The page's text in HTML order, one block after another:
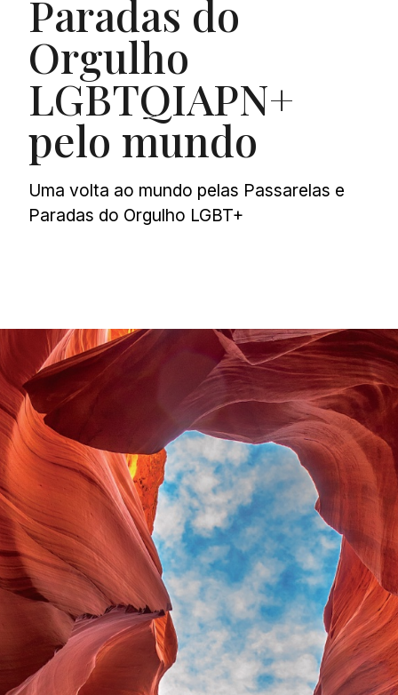
Paradas do
Orgulho
LGBTQIAPN+
pelo mundo
Uma volta ao mundo pelas Passarelas e
Paradas do Orgulho LGBT+